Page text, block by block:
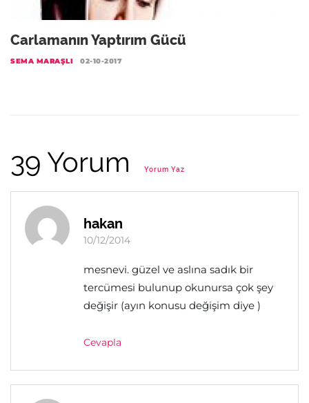
Carlamanın Yaptırım Gücü
SEMA MARAŞLI 02-10-2017
39 Yorum Yorum Yaz
hakan
10/12/2014
mesnevi. güzel ve aslına sadık bir
tercümesi bulunup okunursa çok şey
değişir (ayın konusu değişim diye )
Cevapla